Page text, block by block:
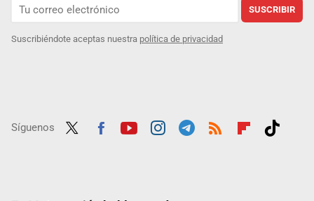
SUSCRIBIR
Suscribiéndote aceptas nuestra política de privacidad
Síguenos